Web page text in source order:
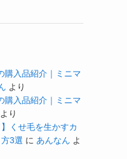
購入品紹介｜ミニマ
より
購入品紹介｜ミニマ
より
くせ毛を生かすカ
3選 に あんなん よ